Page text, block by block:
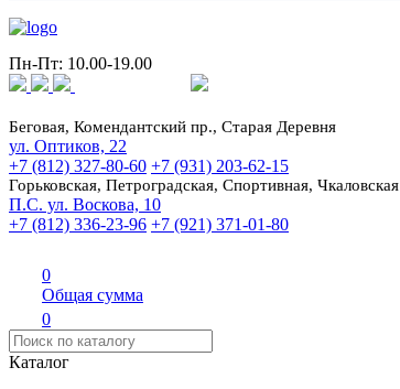
Пн-Пт: 10.00-19.00
Беговая, Комендантский пр., Старая Деревня
ул. Оптиков, 22
+7 (812) 327-80-60 +7 (931) 203-62-15
Горьковская, Петроградская, Спортивная, Чкаловская
П.С. ул. Воскова, 10
+7 (812) 336-23-96 +7 (921) 371-01-80
0
Общая сумма
0
Каталог